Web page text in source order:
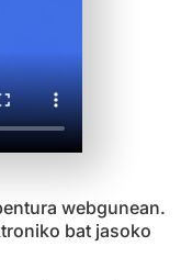
webgunean.
bat jasoko